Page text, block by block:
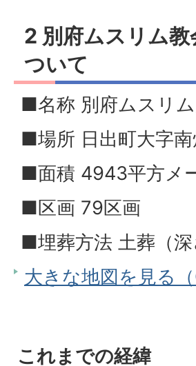
2 別府ムスリム
ついて
■名称 別府ムスリ
■場所 日出町大字南
■面積 4943平方メ
■区画 79区画
■埋葬方法 土葬（
大きな地図を見る
これまでの経緯